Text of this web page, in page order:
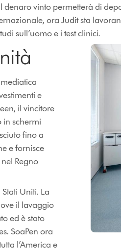
vinto permetterà di
ora Judit sta
sull’uomo e i test clinici.
e
il vincitore
in schermi
fino a
e fornisce
Regno
Uniti. La
il lavaggio
ed è stato
SoaPen ora
l’America e